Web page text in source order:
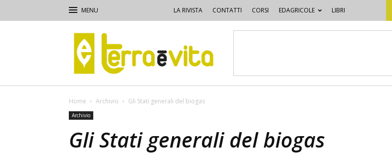
LA RIVISTA CONTATTI CORSI EDAGRICOLE LIBRI
Terra
e
Vita
Home Archivio Gli Stati generali del biogas
Archivio
Gli Stati generali del biogas